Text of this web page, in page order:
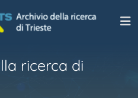
ricerca di